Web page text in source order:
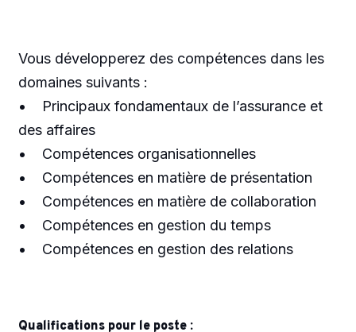
Vous développerez des compétences dans les
domaines suivants :
• Principaux fondamentaux de l’assurance et
des affaires
• Compétences organisationnelles
• Compétences en matière de présentation
• Compétences en matière de collaboration
• Compétences en gestion du temps
• Compétences en gestion des relations
Qualifications pour le poste :